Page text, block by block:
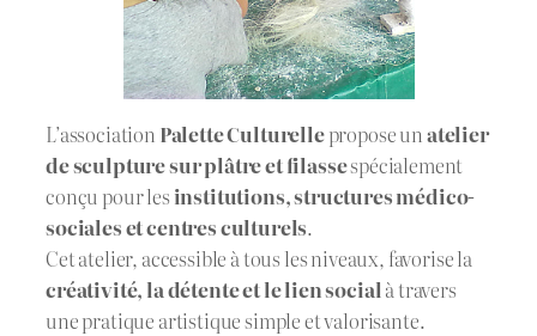
L’association Palette Culturellepropose un atelier
de sculpture sur plâtre et filassespécialement
conçu pour lesinstitutions, structures médico-
sociales et centres culturels.
Cet atelier, accessible à tous les niveaux, favorise la
créativité, la détente et le lien social à travers
une pratique artistique simple et valorisante.